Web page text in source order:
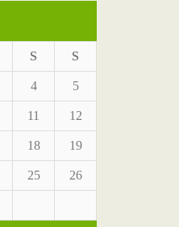
S S
4 5
11 12
18 19
25 26